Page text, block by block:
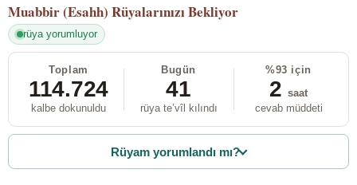
Muabbir (Esahh) Rüyalarınızı Bekliyor
rüya yorumluyor
Toplam
114.724
kalbe dokunuldu
Bugün
41
rüya te’vîl kılındı
%93 için
2 saat
cevab müddeti
Rüyam yorumlandı mı?